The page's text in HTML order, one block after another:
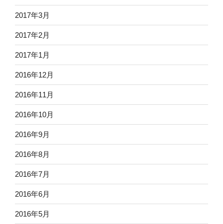
2017年3月
2017年2月
2017年1月
2016年12月
2016年11月
2016年10月
2016年9月
2016年8月
2016年7月
2016年6月
2016年5月